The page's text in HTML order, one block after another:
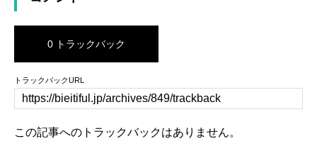
0 トラックバック
トラックバックURL
この記事へのトラックバックはありません。